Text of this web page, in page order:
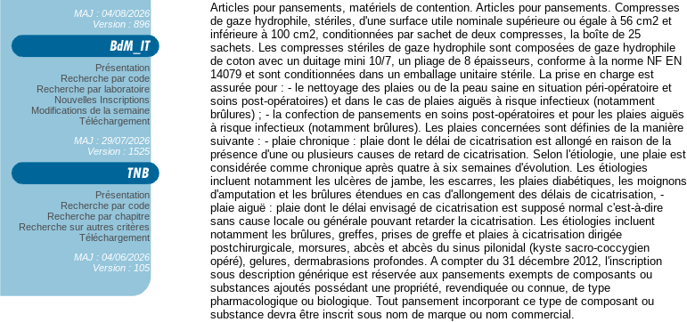
MAJ : 04/08/2026
Version : 896
Présentation
Recherche par code
Recherche par laboratoire
Nouvelles Inscriptions
Modifications de la semaine
Téléchargement
MAJ : 29/07/2026
Version : 1525
Présentation
Recherche par code
Recherche par chapitre
Recherche sur autres critères
Téléchargement
MAJ : 04/06/2026
Version : 105
Articles pour pansements, matériels de contention. Articles pour pansements. Compresses
de gaze hydrophile, stériles, d'une surface utile nominale supérieure ou égale à 56 cm2 et
inférieure à 100 cm2, conditionnées par sachet de deux compresses, la boîte de 25
sachets. Les compresses stériles de gaze hydrophile sont composées de gaze hydrophile
de coton avec un duitage mini 10/7, un pliage de 8 épaisseurs, conforme à la norme NF EN
14079 et sont conditionnées dans un emballage unitaire stérile. La prise en charge est
assurée pour : - le nettoyage des plaies ou de la peau saine en situation péri-opératoire et
soins post-opératoires) et dans le cas de plaies aiguës à risque infectieux (notamment
brûlures) ; - la confection de pansements en soins post-opératoires et pour les plaies aiguës
à risque infectieux (notamment brûlures). Les plaies concernées sont définies de la manière
suivante : - plaie chronique : plaie dont le délai de cicatrisation est allongé en raison de la
présence d'une ou plusieurs causes de retard de cicatrisation. Selon l'étiologie, une plaie est
considérée comme chronique après quatre à six semaines d'évolution. Les étiologies
incluent notamment les ulcères de jambe, les escarres, les plaies diabétiques, les moignons
d'amputation et les brûlures étendues en cas d'allongement des délais de cicatrisation, -
plaie aiguë : plaie dont le délai envisagé de cicatrisation est supposé normal c'est-à-dire
sans cause locale ou générale pouvant retarder la cicatrisation. Les étiologies incluent
notamment les brûlures, greffes, prises de greffe et plaies à cicatrisation dirigée
postchirurgicale, morsures, abcès et abcès du sinus pilonidal (kyste sacro-coccygien
opéré), gelures, dermabrasions profondes. A compter du 31 décembre 2012, l'inscription
sous description générique est réservée aux pansements exempts de composants ou
substances ajoutés possédant une propriété, revendiquée ou connue, de type
pharmacologique ou biologique. Tout pansement incorporant ce type de composant ou
substance devra être inscrit sous nom de marque ou nom commercial.